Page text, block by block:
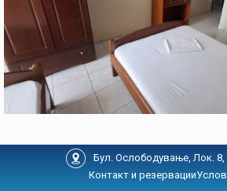
Бул. Ослободување, Лок. 8,
Контакт и резервации